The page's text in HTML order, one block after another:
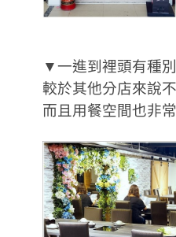
▼一進到裡頭有種
較於其他分店來說
而且用餐空間也非